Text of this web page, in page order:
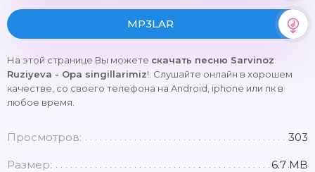
MP3LAR
На этой странице Вы можете скачать песню Sarvinoz
Ruziyeva - Opa singillarimiz!. Слушайте онлайн в хорошем
качестве, со своего телефона на Android, iphone или пк в
любое время.
Просмотров: 303
Размер: 6.7 MB